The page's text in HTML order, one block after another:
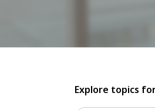
Explore topics